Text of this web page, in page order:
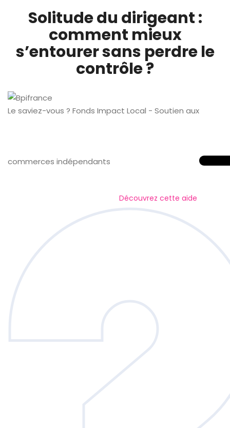
Solitude du dirigeant :
comment mieux
s’entourer sans perdre le
contrôle ?
Le saviez-vous ? Fonds Impact Local - Soutien aux
commerces indépendants
Découvrez cette aide